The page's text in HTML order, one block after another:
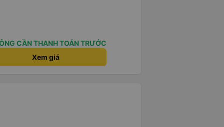
CẦN THANH TOÁN TRƯỚC
Xem giá